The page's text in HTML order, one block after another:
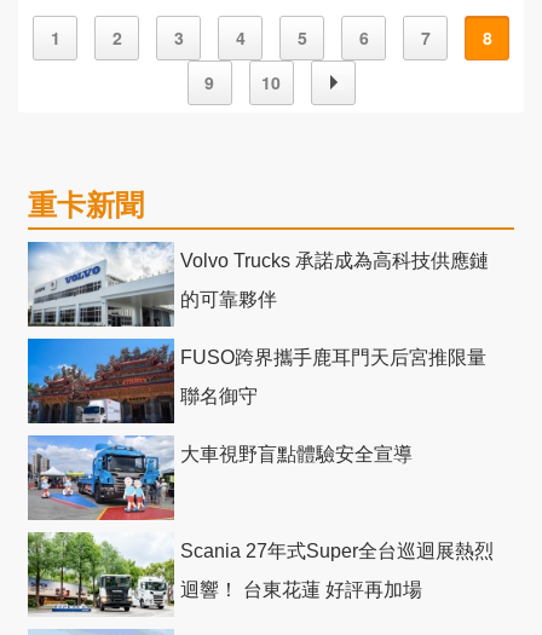
1 2 3 4 5 6 7
8
9
10
重卡新聞
Volvo Trucks 承諾成為高科技供應鏈
的可靠夥伴
FUSO跨界攜手鹿耳門天后宮推限量
聯名御守
大車視野盲點體驗安全宣導
Scania 27年式Super全台巡迴展熱烈
迴響！ 台東花蓮 好評再加場